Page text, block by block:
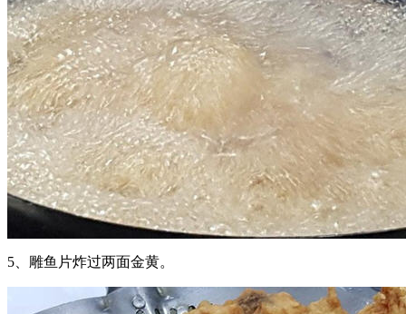
5、雕鱼片炸过两面金黄。